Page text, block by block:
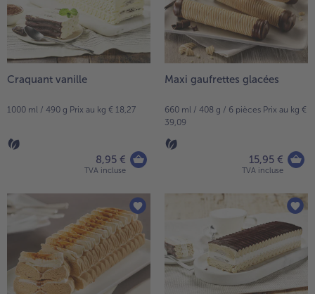
Craquant vanille
1000 ml / 490 g Prix au kg € 18,27
8,95 €
TVA incluse
Maxi gaufrettes glacées
660 ml / 408 g / 6 pièces Prix au kg €
39,09
15,95 €
TVA incluse